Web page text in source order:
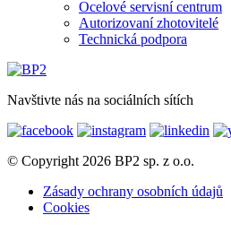
Ocelové servisní centrum
Autorizovaní zhotovitelé
Technická podpora
Navštivte nás na sociálních sítích
© Copyright 2026 BP2 sp. z o.o.
Zásady ochrany osobních údajů
Cookies